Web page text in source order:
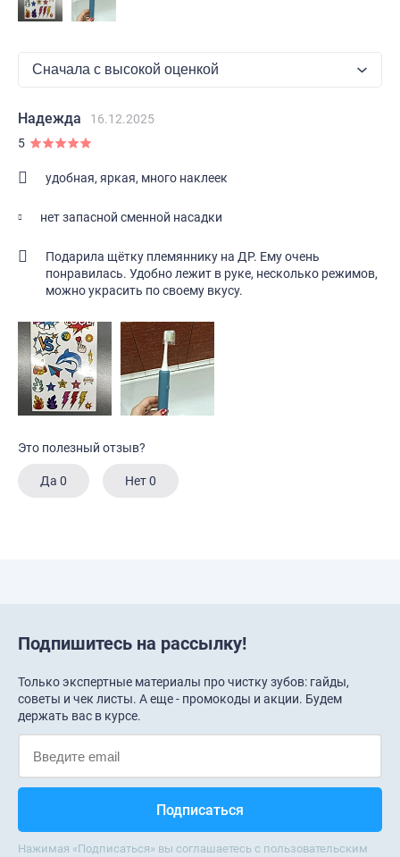
Надежда
16.12.2025
5
удобная, яркая, много наклеек
нет запасной сменной насадки
Подарила щётку племяннику на ДР. Ему очень
понравилась. Удобно лежит в руке, несколько режимов,
можно украсить по своему вкусу.
Это полезный отзыв?
Да 0 Нет0
Подпишитесь на рассылку!
Только экспертные материалы про чистку зубов: гайды,
советы и чек листы. А еще - промокоды и акции. Будем
держать вас в курсе.
Нажимая «Подписаться» вы соглашаетесь с пользовательским